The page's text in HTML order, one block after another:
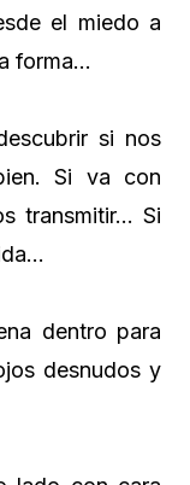
el miedo a
forma…
si nos
Si va con
transmitir… Si
dentro para
desnudos y